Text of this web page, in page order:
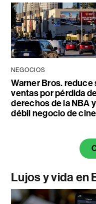
NEGOCIOS
Warner Bros. reduce
ventas por pérdida
derechos de la NBA
débil negocio de cine
Lujos y vida en